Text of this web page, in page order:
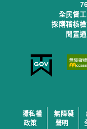
全民督
採購稽核
閒置
隱私權
政策
無障礙
聲明